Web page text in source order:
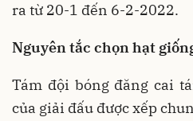
ra từ 20-1 đến 6-2-2022.
Nguyên tắc chọn hạt
Tám đội bóng đăng cai
của giải đấu được xếp